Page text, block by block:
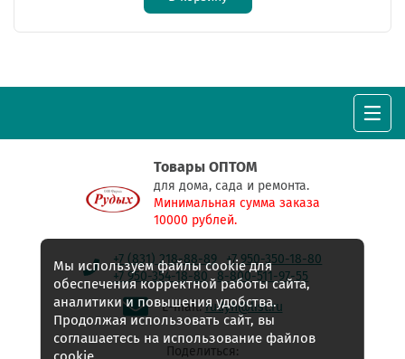
Товары ОПТОМ
для дома, сада и ремонта.
Минимальная сумма заказа
10000 рублей.
+7 (831) 218-88-89
+7 950-350-18-80
+7 950-354-18-80
8-800-511-97-55
E-mail:rudyh@list.ru
Поделиться:
Мы используем файлы cookie для
обеспечения корректной работы сайта,
аналитики и повышения удобства.
Продолжая использовать сайт, вы
соглашаетесь на использование файлов